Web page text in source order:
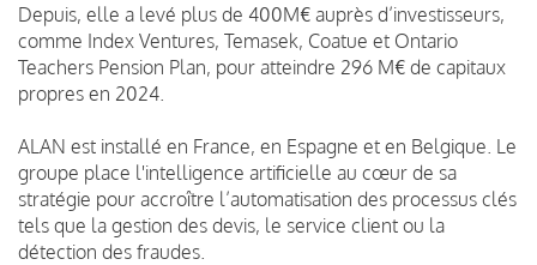
Depuis, elle a levé plus de 400M€ auprès d’investisseurs,
comme Index Ventures, Temasek, Coatue et Ontario
Teachers Pension Plan, pour atteindre 296 M€ de capitaux
propres en 2024.
ALAN est installé en France, en Espagne et en Belgique. Le
groupe place l'intelligence artificielle au cœur de sa
stratégie pour accroître l’automatisation des processus clés
tels que la gestion des devis, le service client ou la
détection des fraudes.